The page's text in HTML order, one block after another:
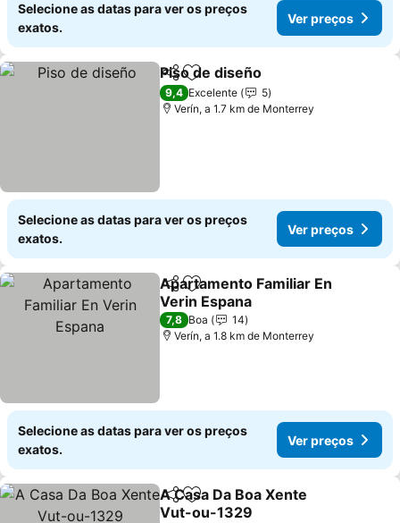
Selecione as datas para ver os preços
exatos.
Ver preços
PartilharAdicionar aos favoritos
Piso de diseño
9,4 Excelente
5
Verín, a 1.7 km de Monterrey
Selecione as datas para ver os preços
exatos.
Ver preços
PartilharAdicionar aos favoritos
Apartamento Familiar En
Verin Espana
7,8 Boa
14
Verín, a 1.8 km de Monterrey
Selecione as datas para ver os preços
exatos.
Ver preços
PartilharAdicionar aos favoritos
A Casa Da Boa Xente
Vut-ou-1329